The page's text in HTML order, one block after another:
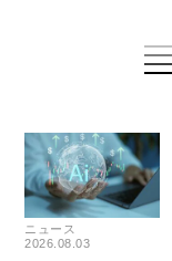
ニュース
2026.08.03